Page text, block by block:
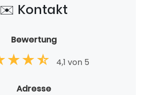
✉️ Kontakt
Bewertung
4,1 von 5
Adresse